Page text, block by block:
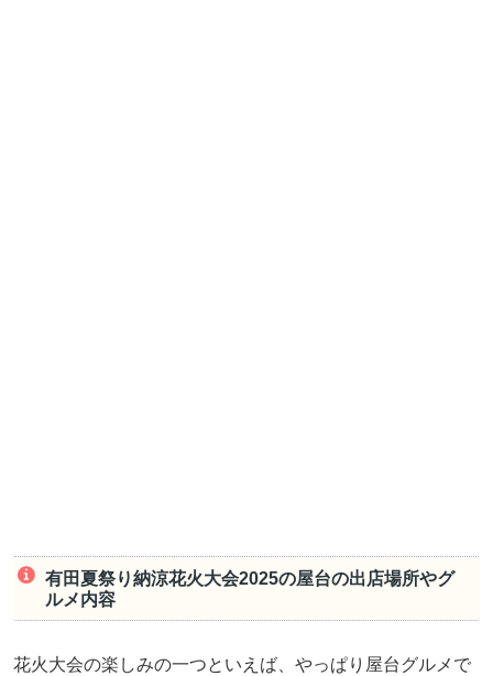
有田夏祭り納涼花火大会2025の屋台の出店場所やグ
ルメ内容
花火大会の楽しみの一つといえば、やっぱり屋台グルメで